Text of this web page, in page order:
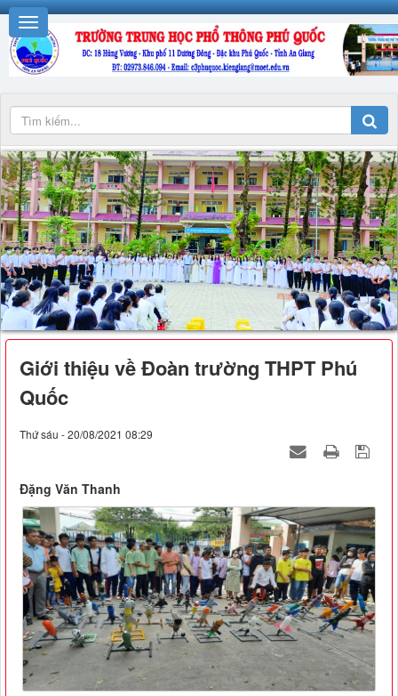
Giới thiệu về Đoàn trường THPT Phú
Quốc
Thứ sáu - 20/08/2021 08:29
Đặng Văn Thanh